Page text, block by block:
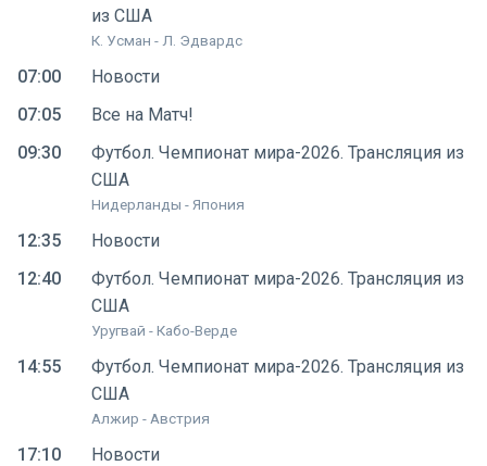
из США
К. Усман - Л. Эдвардс
07:00
Новости
07:05
Все на Матч!
09:30
Футбол. Чемпионат мира-2026. Трансляция из
США
Нидерланды - Япония
12:35
Новости
12:40
Футбол. Чемпионат мира-2026. Трансляция из
США
Уругвай - Кабо-Верде
14:55
Футбол. Чемпионат мира-2026. Трансляция из
США
Алжир - Австрия
17:10
Новости